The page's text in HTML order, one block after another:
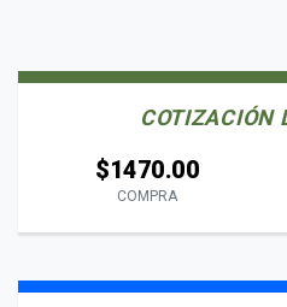
COTIZACIÓN
$1470.00
COMPRA